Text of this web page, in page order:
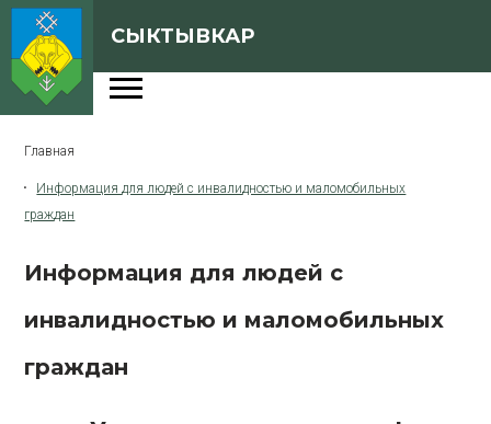
СЫКТЫВКАР
Архивная версия сайта
Главная
Информация для людей с инвалидностью и маломобильных
граждан
Информация для людей с
инвалидностью и маломобильных
граждан